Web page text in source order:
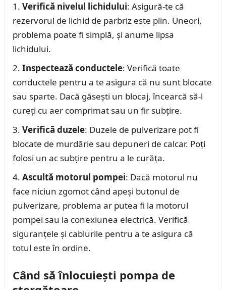
Verifică nivelul lichidului: Asigură-te că
rezervorul de lichid de parbriz este plin. Uneori,
problema poate fi simplă, și anume lipsa
lichidului.
Inspectează conductele: Verifică toate
conductele pentru a te asigura că nu sunt blocate
sau sparte. Dacă găsești un blocaj, încearcă să-l
cureți cu aer comprimat sau un fir subțire.
Verifică duzele: Duzele de pulverizare pot fi
blocate de murdărie sau depuneri de calcar. Poți
folosi un ac subțire pentru a le curăța.
Ascultă motorul pompei: Dacă motorul nu
face niciun zgomot când apeși butonul de
pulverizare, problema ar putea fi la motorul
pompei sau la conexiunea electrică. Verifică
siguranțele și cablurile pentru a te asigura că
totul este în ordine.
Când să înlocuiești pompa de